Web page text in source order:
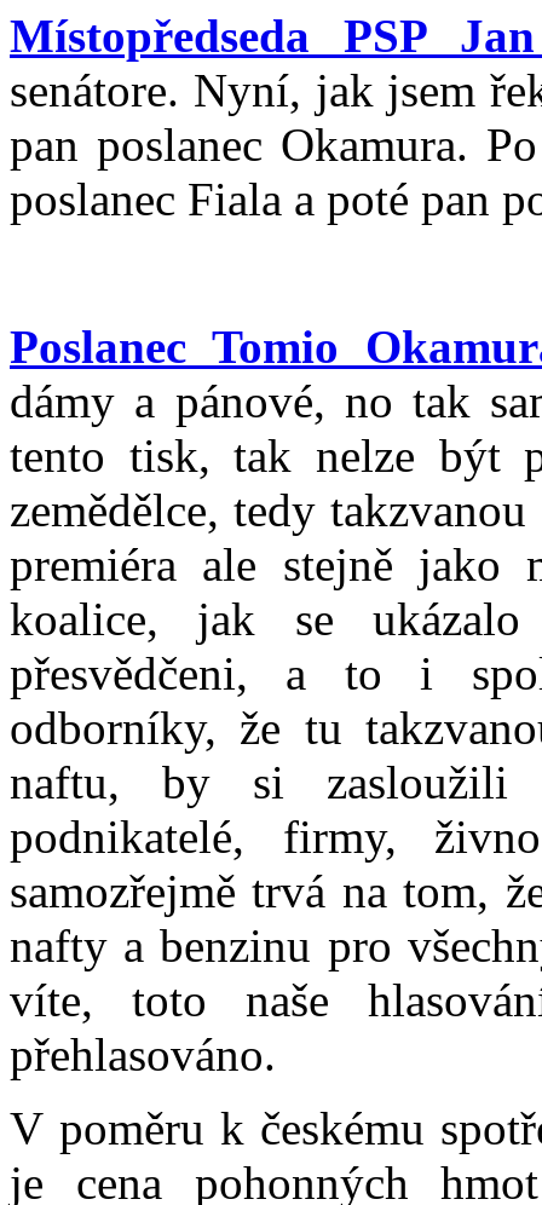
Místopředseda PSP
senátore. Nyní, jak jsem
pan poslanec Okamura.
poslanec Fiala a poté pan
Poslanec Tomio
dámy a pánové, no tak
tento tisk, tak nelze být
zemědělce, tedy
premiéra ale stejně jako
koalice, jak se
přesvědčeni, a to i
odborníky, že tu
naftu, by si zasloužili
podnikatelé, firmy,
samozřejmě trvá na tom,
nafty a benzinu pro
víte, toto naše
přehlasováno.
V poměru k českému
je cena pohonných